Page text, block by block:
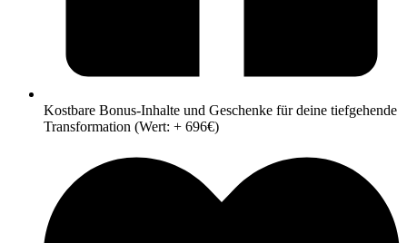
Kostbare Bonus-Inhalte und Geschenke für deine tiefgehende
Transformation (Wert: + 696€)